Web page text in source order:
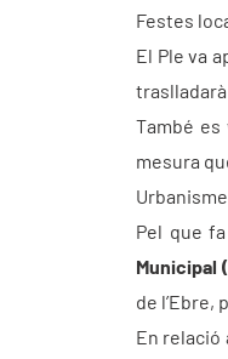
Festes
El Ple va
També es
mesura
Pel que
Municipal
de
En relació